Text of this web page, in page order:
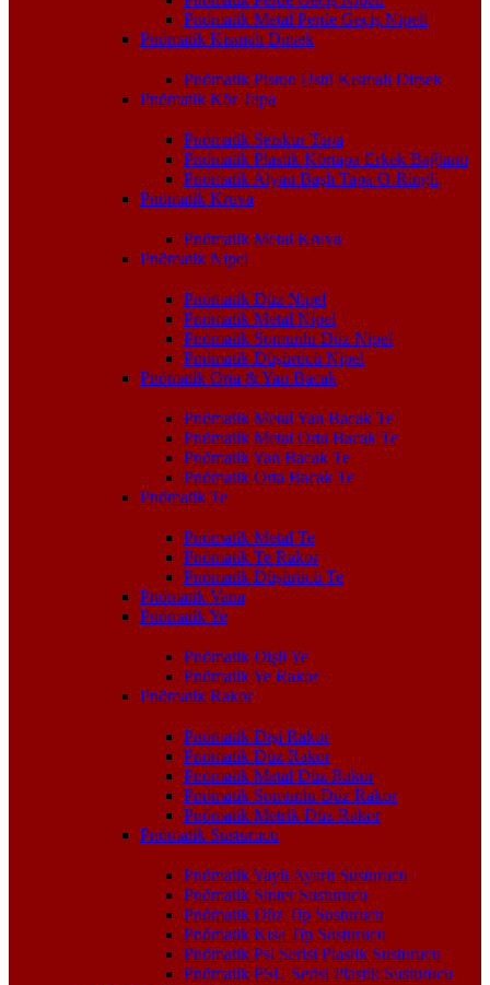
Pnömatik Metal Perde Geçiş Nipeli
Pnömatik Kısmalı Dirsek
Pnömatik Piston Üstü Kısmalı Dirsek
Pnömatik Kör Tapa
Pnömatik Setskur Tapa
Pnömatik Plastik Körtapa Erkek Bağlantı
Pnömatik Alyan Başlı Tapa O-Ringli
Pnömatik Kruva
Pnömatik Metal Kruva
Pnömatik Nipel
Pnömatik Düz Nipel
Pnömatik Metal Nipel
Pnömatik Somunlu Düz Nipel
Pnömatik Düşürücü Nipel
Pnömatik Orta & Yan Bacak
Pnömatik Metal Yan Bacak Te
Pnömatik Metal Orta Bacak Te
Pnömatik Yan Bacak Te
Pnömatik Orta Bacak Te
Pnömatik Te
Pnömatik Metal Te
Pnömatik Te Rakor
Pnömatik Düşürücü Te
Pnömatik Vana
Pnömatik Ye
Pnömatik Dişli Ye
Pnömatik Ye Rakor
Pnömatik Rakor
Pnömatik Dişi Rakor
Pnömatik Düz Rakor
Pnömatik Metal Düz Rakor
Pnömatik Somunlu Düz Rakor
Pnömatik Metrik Düz Rakor
Pnömatik Susturucu
Pnömatik Yaylı Ayarlı Susturucu
Pnömatik Sinter Susturucu
Pnömatik Düz Tip Susturucu
Pnömatik Kısa Tip Susturucu
Pnömatik Psl Serisi Plastik Susturucu
Pnömatik PSU Serisi Plastik Susturucu